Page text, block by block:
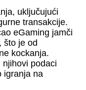
uključujući
transakcije.
eGaming jamči
što je od
kockanja.
podaci
igranja na